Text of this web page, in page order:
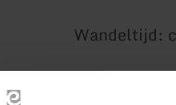
Wandeltijd: